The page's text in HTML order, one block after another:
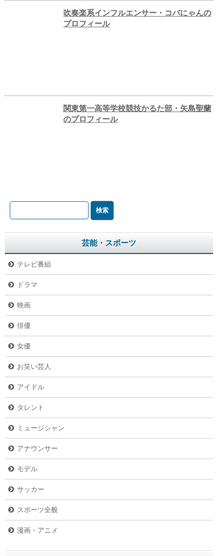
吹奏楽系インフルエンサー・コバにゃんの
プロフィール
関東第一高等学校競技かるた部・矢島聖蘭
のプロフィール
芸能・スポーツ
テレビ番組
ドラマ
映画
俳優
女優
お笑い芸人
アイドル
タレント
ミュージシャン
アナウンサー
モデル
サッカー
スポーツ全般
漫画・アニメ